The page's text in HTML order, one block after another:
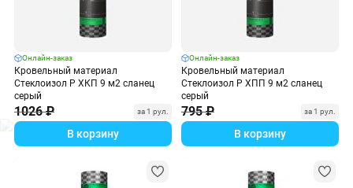
Онлайн-заказ
Кровельный материал
Стеклоизол Р ХКП 9 м2 сланец
серый
1026 ₽ за 1 рул.
В корзину
Онлайн-заказ
Кровельный материал
Стеклоизол Р ХПП 9 м2 сланец
серый
795 ₽ за 1 рул.
В корзину